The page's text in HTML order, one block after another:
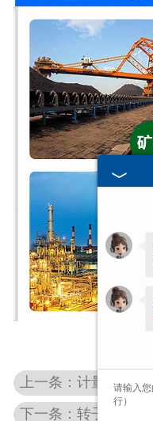
上一条：计量皮带称
下一条：转子秤